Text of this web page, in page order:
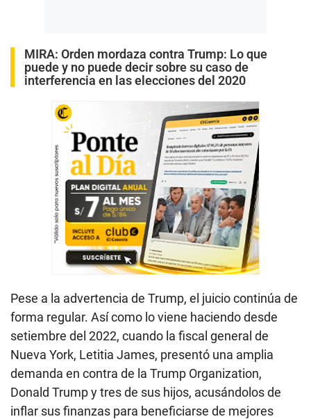
MIRA: Orden mordaza contra Trump: Lo que
puede y no puede decir sobre su caso de
interferencia en las elecciones del 2020
Pese a la advertencia de Trump, el juicio continúa de
forma regular. Así como lo viene haciendo desde
setiembre del 2022, cuando la fiscal general de
Nueva York, Letitia James, presentó una amplia
demanda en contra de la Trump Organization,
Donald Trump y tres de sus hijos, acusándolos de
inflar sus finanzas para beneficiarse de mejores